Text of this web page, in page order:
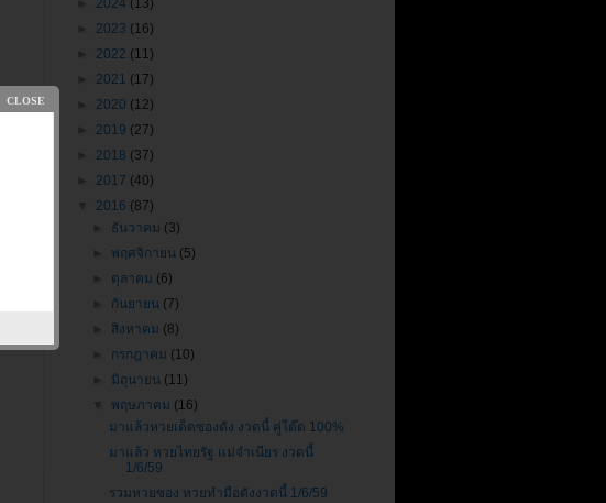
2024 (13)
2023 (16)
2022 (11)
2021 (17)
2020 (12)
2019 (27)
2018 (37)
2017 (40)
2016 (87)
ธันวาคม (3)
►พฤศจิกายน (5)
ตุลาคม (6)
กันยายน (7)
สิงหาคม (8)
กรกฎาคม (10)
มิถุนายน (11)
▼พฤษภาคม (16)
มาแล้วหวยเด็ดซองดัง งวดนี้ คู่โต๊ด 100%
มาแล้ว หวยไทยรัฐ แม่จำเนียร งวดนี้
1/6/59
รวมหวยซอง หวยทำมือดังงวดนี้ 1/6/59